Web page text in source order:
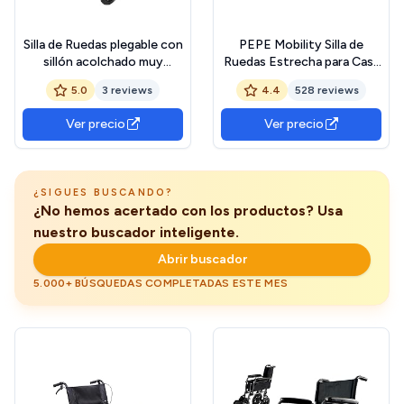
Silla de Ruedas plegable con
sillón acolchado muy
confortable. una
adaptación perfecta.
5.0 3 reviews
Ver precio
PEPE Mobility Silla de
Ruedas Estrecha para Casa
(Asiento 38 cm), Plegable y
Ligera de Acero con Freno
Manual, Reposapies
Abatibles, Cinturón
4.4 528 reviews
Ver precio
¿SIGUES BUSCANDO?
¿No hemos acertado con los productos? Usa
nuestro buscador inteligente.
Abrir buscador
5.000+ BÚSQUEDAS COMPLETADAS ESTE MES